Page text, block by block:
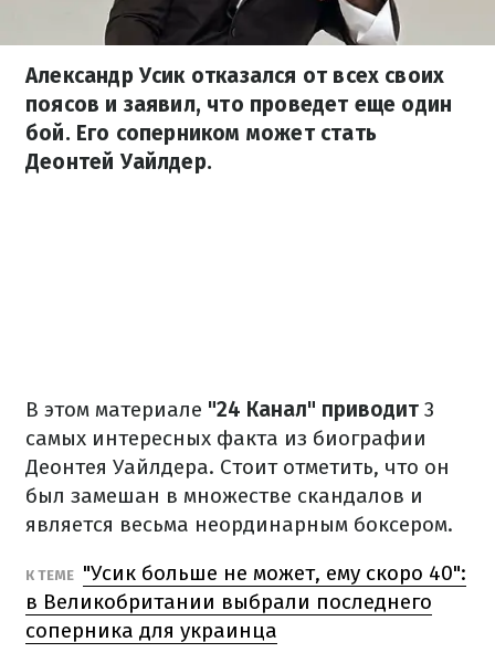
Александр Усик отказался от всех своих
поясов и заявил, что проведет еще один
бой. Его соперником может стать
Деонтей Уайлдер.
В этом материале "24 Канал" приводит 3
самых интересных факта из биографии
Деонтея Уайлдера. Стоит отметить, что он
был замешан в множестве скандалов и
является весьма неординарным боксером.
К ТЕМЕ "Усик больше не может, ему скоро 40":
в Великобритании выбрали последнего
соперника для украинца